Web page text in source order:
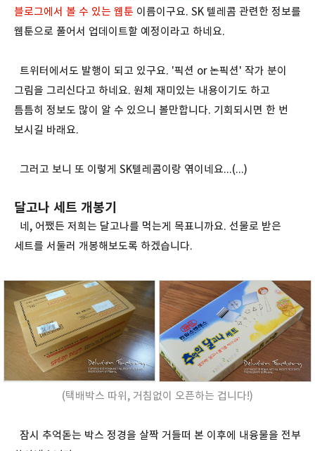
블로그에서 볼 수 있는 웹툰 이름이구요. SK 텔레콤 관련한 정보를
웹툰으로 풀어서 업데이트할 예정이라고 하네요.
트위터에서도 발행이 되고 있구요. '픽션 or 논픽션' 작가 분이
그림을 그리신다고 하네요. 원체 재미있는 내용이기도 하고
틈틈히 정보도 많이 알 수 있으니 볼만합니다. 기회되시면 한 번
보시길 바래요.
그러고 보니 또 이렇게 SK텔레콤이랑 엮이네요...(...)
달고나 세트 개봉기
네, 어쨌든 저희는 달고나를 먹는게 목표니까요. 선물로 받은
세트를 서둘러 개봉해보도록 하겠습니다.
(택배박스 따위, 거침없이 오픈하는 겁니다!)
잠시 추억돋는 박스 정경을 살짝 거들떠 본 이후에 내융물을 전부